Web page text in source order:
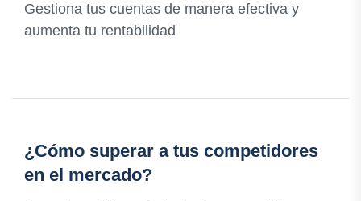
Gestiona tus cuentas de manera efectiva y
aumenta tu rentabilidad
¿Cómo superar a tus competidores
en el mercado?